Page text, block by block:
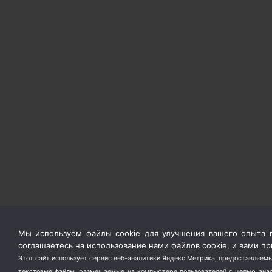
Мы используем файлы cookie для улучшения вашего опыта
соглашаетесь на использование нами файлов cookie, и вами
Этот сайт использует сервис веб-аналитики Яндекс Метрика,